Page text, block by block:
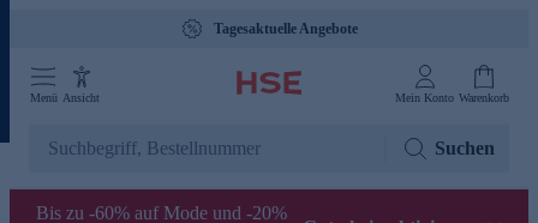
Tagesaktuelle Angebote
Menü Ansicht Mein Konto Warenkorb
Suchen
Bis zu -60% auf Mode und -20%